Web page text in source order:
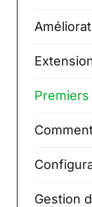
Premiers
Gestion